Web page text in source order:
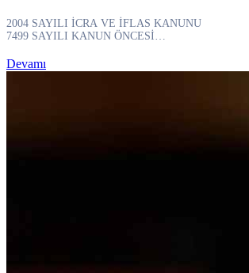
2004 SAYILI İCRA VE İFLAS KANUNU
7499 SAYILI KANUN ÖNCESİ
Başlaması ve bitmesi :
Madde 19/...
Devamı